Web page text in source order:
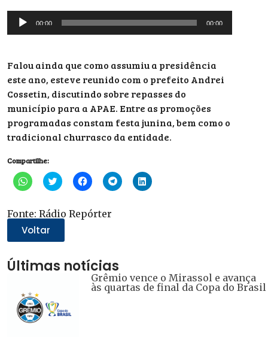
Tocador
de
00:00 00:00
Falou ainda que como assumiu a presidência
este ano, esteve reunido com o prefeito Andrei
Cossetin, discutindo sobre repasses do
município para a APAE. Entre as promoções
programadas constam festa junina, bem como o
tradicional churrasco da entidade.
Compartilhe:
Clique
para
WhatsApp(abre
em
nova
janela)
Clique
para
Twitter(abre
em
Clique
para
Facebook(abre
em
Clique
para
Clique
para
Fonte: Rádio Repórter
Voltar
Últimas notícias
Grêmio vence o Mirassol e avança
às quartas de final da Copa do Brasil